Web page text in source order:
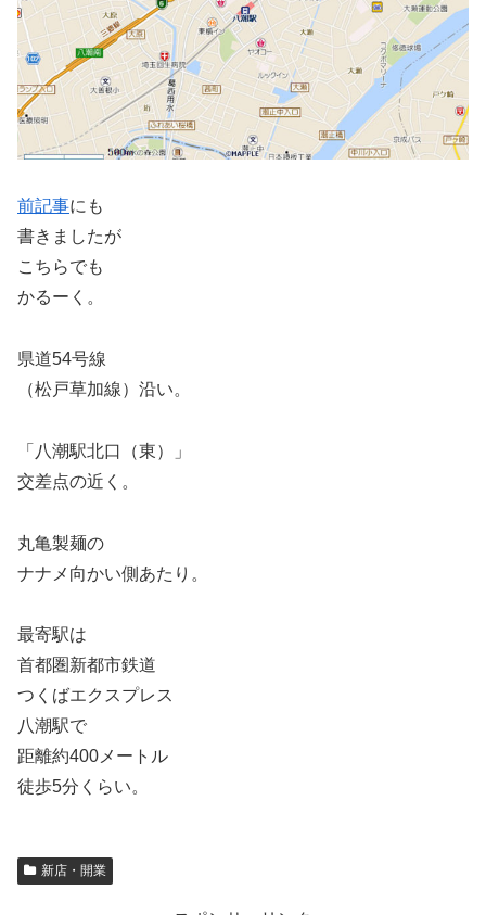
前記事にも
書きましたが
こちらでも
かるーく。
県道54号線
（松戸草加線）沿い。
「八潮駅北口（東）」
交差点の近く。
丸亀製麺の
ナナメ向かい側あたり。
最寄駅は
首都圏新都市鉄道
つくばエクスプレス
八潮駅で
距離約400メートル
徒歩5分くらい。
新店・開業